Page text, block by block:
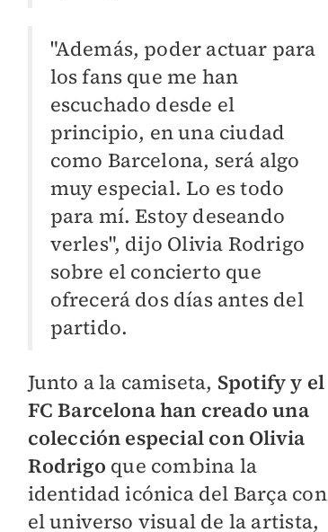
"Además, poder actuar para
los fans que me han
escuchado desde el
principio, en una ciudad
como Barcelona, será algo
muy especial. Lo es todo
para mí. Estoy deseando
verles", dijo Olivia Rodrigo
sobre el concierto que
ofrecerá dos días antes del
partido.
Junto a la camiseta, Spotify y el
FC Barcelona han creado una
colección especial con Olivia
Rodrigo que combina la
identidad icónica del Barça con
el universo visual de la artista,